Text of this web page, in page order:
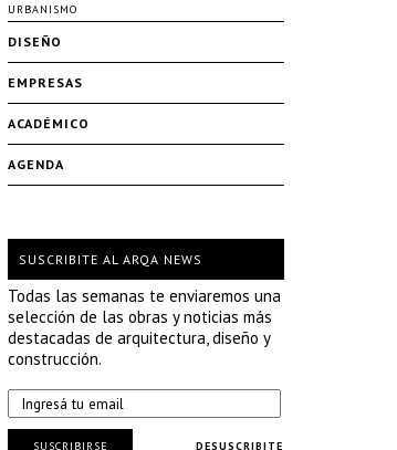
URBANISMO
DISEÑO
EMPRESAS
ACADÉMICO
AGENDA
SUSCRIBITE AL ARQA NEWS
Todas las semanas te enviaremos una
selección de las obras y noticias más
destacadas de arquitectura, diseño y
construcción.
DESUSCRIBITE
SUSCRIBIRSE